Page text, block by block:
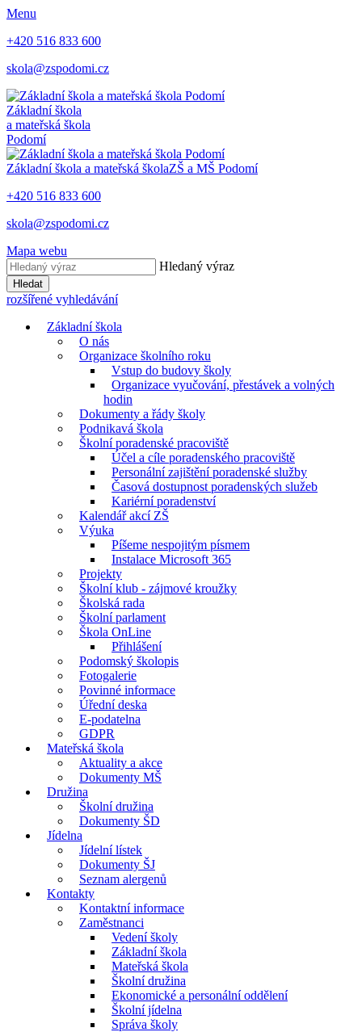
Menu
+420 516 833 600
skola@zspodomi.cz
Základní škola
a mateřská škola
Podomí
Základní škola a mateřská školaZŠ a MŠ Podomí
+420 516 833 600
skola@zspodomi.cz
Mapa webu
Hledaný výraz
Hledat
rozšířené vyhledávání
Základní škola
O nás
Organizace školního roku
Vstup do budovy školy
Organizace vyučování, přestávek a volných
hodin
Dokumenty a řády školy
Podnikavá škola
Školní poradenské pracoviště
Účel a cíle poradenského pracoviště
Personální zajištění poradenské služby
Časová dostupnost poradenských služeb
Kariérní poradenství
Kalendář akcí ZŠ
Výuka
Píšeme nespojitým písmem
Instalace Microsoft 365
Projekty
Školní klub - zájmové kroužky
Školská rada
Školní parlament
Škola OnLine
Přihlášení
Podomský školopis
Fotogalerie
Povinné informace
Úřední deska
E-podatelna
GDPR
Mateřská škola
Aktuality a akce
Dokumenty MŠ
Družina
Školní družina
Dokumenty ŠD
Jídelna
Jídelní lístek
Dokumenty ŠJ
Seznam alergenů
Kontakty
Kontaktní informace
Zaměstnanci
Vedení školy
Základní škola
Mateřská škola
Školní družina
Ekonomické a personální oddělení
Školní jídelna
Správa školy